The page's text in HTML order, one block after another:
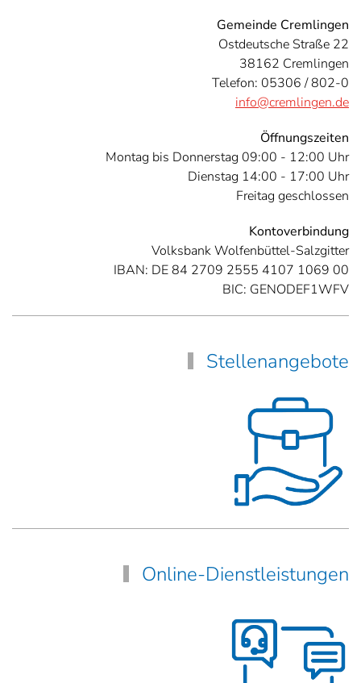
Gemeinde Cremlingen
Ostdeutsche Straße 22
38162 Cremlingen
Telefon: 05306 / 802-0
info@cremlingen.de
Öffnungszeiten
Montag bis Donnerstag 09:00 - 12:00 Uhr
Dienstag 14:00 - 17:00 Uhr
Freitag geschlossen
Kontoverbindung
Volksbank Wolfenbüttel-Salzgitter
IBAN: DE 84 2709 2555 4107 1069 00
BIC: GENODEF1WFV
Stellenangebote
Online-Dienstleistungen